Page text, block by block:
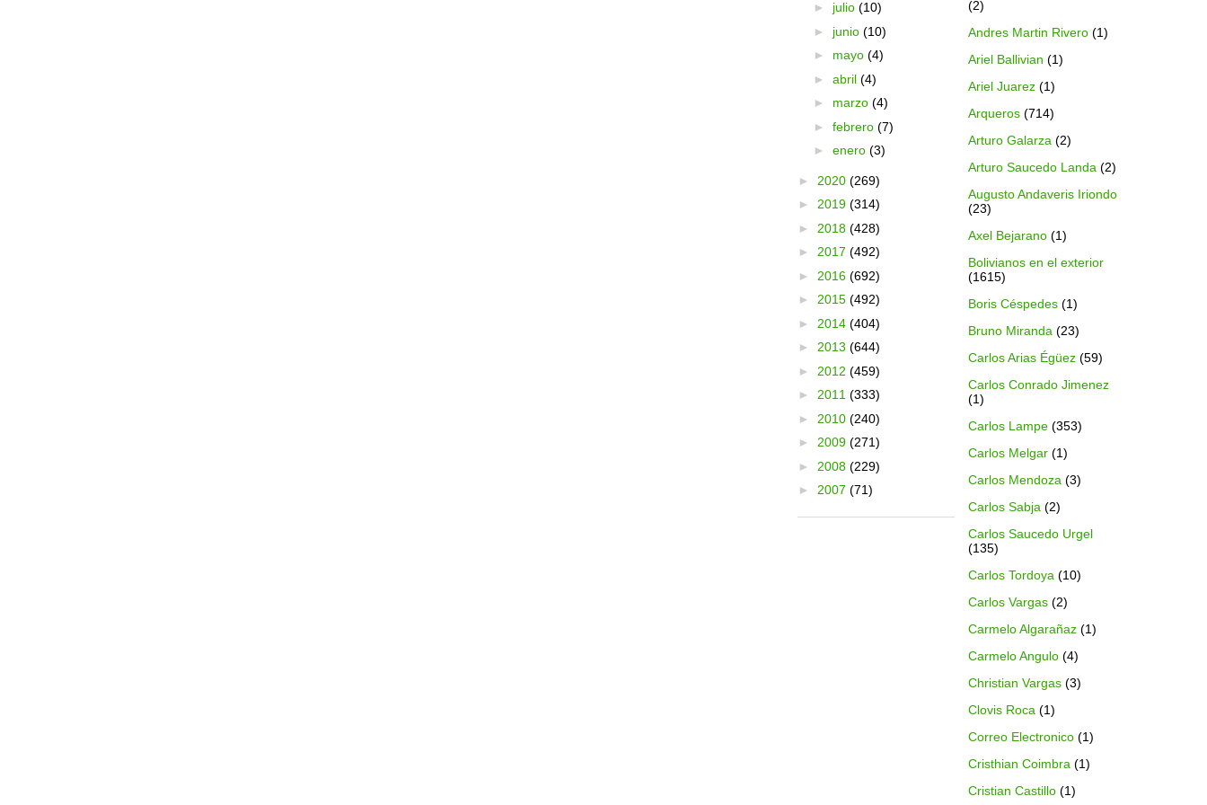
► julio (10)
► junio (10)
► mayo (4)
► abril (4)
► marzo (4)
► febrero (7)
► enero (3)
► 2020 (269)
► 2019 (314)
► 2018 (428)
► 2017 (492)
► 2016 (692)
► 2015 (492)
► 2014 (404)
► 2013 (644)
► 2012 (459)
► 2011 (333)
► 2010 (240)
► 2009 (271)
► 2008 (229)
► 2007 (71)
(2)
Andres Martin Rivero (1)
Ariel Ballivian (1)
Ariel Juarez (1)
Arqueros (714)
Arturo Galarza (2)
Arturo Saucedo Landa (2)
Augusto Andaveris Iriondo
(23)
Axel Bejarano (1)
Bolivianos en el exterior
(1615)
Boris Céspedes (1)
Bruno Miranda (23)
Carlos Arias Égüez (59)
Carlos Conrado Jimenez
(1)
Carlos Lampe (353)
Carlos Melgar (1)
Carlos Mendoza (3)
Carlos Sabja (2)
Carlos Saucedo Urgel
(135)
Carlos Tordoya (10)
Carlos Vargas (2)
Carmelo Algarañaz (1)
Carmelo Angulo (4)
Christian Vargas (3)
Clovis Roca (1)
Correo Electronico (1)
Cristhian Coimbra (1)
Cristian Castillo (1)